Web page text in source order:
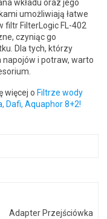
wkładu oraz jego
umożliwiają łatwe
filtr FilterLogic FL-402
czyniąc go
Dla tych, którzy
i potraw, warto
więcej o Filtrze wody
Dafi, Aquaphor 8+2!
Adapter Przejściówka